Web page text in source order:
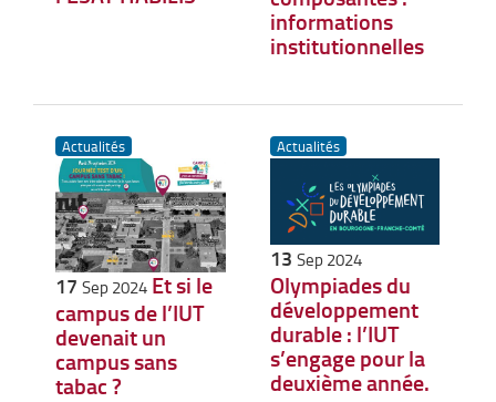
informations
institutionnelles
Actualités
17 Sep 2024 Et si le
campus de l’IUT
devenait un
campus sans
tabac ?
Actualités
13 Sep 2024
Olympiades du
développement
durable : l’IUT
s’engage pour la
deuxième année.